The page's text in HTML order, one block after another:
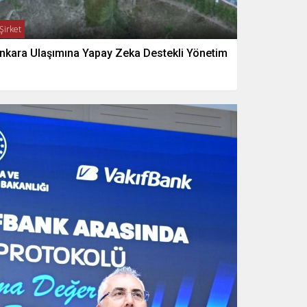
Şirket
Ulaşımına Yapay Zeka Destekli Yönetim